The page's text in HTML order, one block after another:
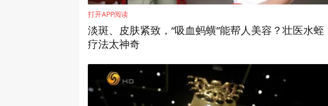
打开APP阅读
淡斑、皮肤紧致，“吸血蚂蟥”能帮人美容？壮医水蛭
疗法太神奇